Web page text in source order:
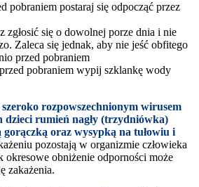
pobraniem postaraj się odpocząć przez
zgłosić się o dowolnej porze dnia i nie
Zaleca się jednak, aby nie jeść obfitego
przed pobraniem
pobraniem wypij szklankę wody
rozpowszechnionym wirusem
dzieci rumień nagły (trzydniówka)
oraz wysypką na tułowiu i
pozostają w organizmie człowieka
okresowe obniżenie odporności może
zakażenia.